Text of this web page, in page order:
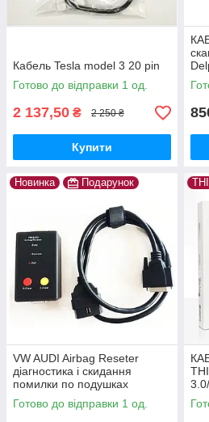
Кабель Tesla model 3 20 pin
Готово до відправки 1 од.
2 137,50 ₴ 2 250 ₴
Купити
Новинка Подарунок
VW AUDI Airbag Reseter
діагностика і скидання
помилки по подушках
безпеки
Готово до відправки 1 од.